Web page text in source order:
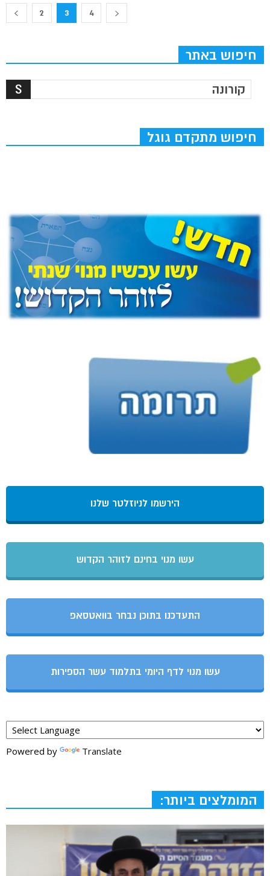
2 3 4
חיפוש באתר
חיפוש מתקדם גוגל
הירשמו לניוזלטר שלנו
עשו מנוי בחינם לזוהר הקדוש
התעדכנו בתוכן נבחר בוואטסאפ
עשו מנוי לדף היומי בתלמוד עשר הספירות
Powered by Translate
המומלצים ביותר: